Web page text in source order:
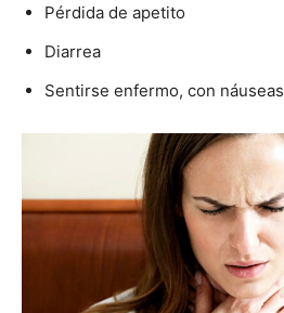
Pérdida de apetito
Diarrea
Sentirse enfermo, con náuseas